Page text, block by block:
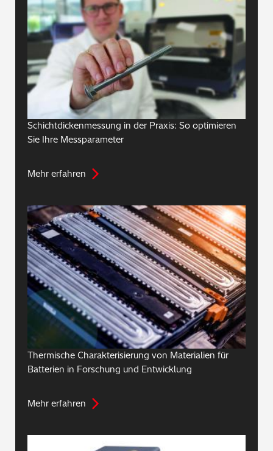
Schichtdickenmessung in der Praxis: So optimieren
Sie Ihre Messparameter
Mehr erfahren
Thermische Charakterisierung von Materialien für
Batterien in Forschung und Entwicklung
Mehr erfahren